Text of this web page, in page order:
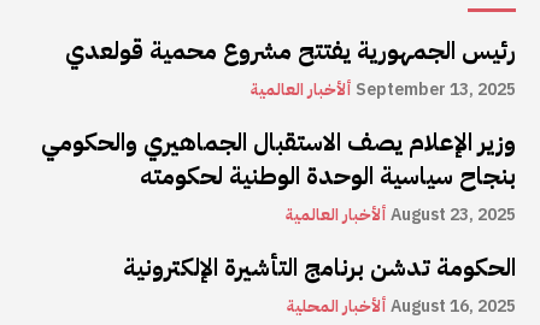
رئيس الجمهورية يفتتح مشروع محمية قولعدي
ألأخبار العالمية September 13, 2025
وزير الإعلام يصف الاستقبال الجماهيري والحكومي
بنجاح سياسية الوحدة الوطنية لحكومته
ألأخبار العالميةAugust 23, 2025
الحكومة تدشن برنامج التأشيرة الإلكترونية
ألأخبار المحليةAugust 16, 2025